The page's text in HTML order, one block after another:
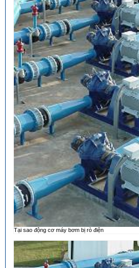
Tại sao động cơ máy bơm bị rò điện